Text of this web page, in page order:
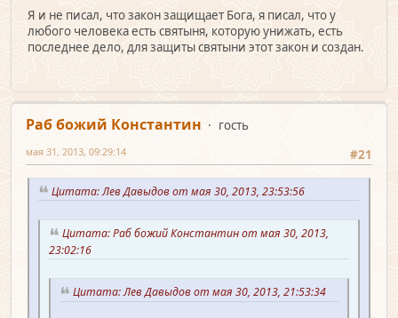
Я и не писал, что закон защищает Бога, я писал, что у
любого человека есть святыня, которую унижать, есть
последнее дело, для защиты святыни этот закон и создан.
Раб божий Константин
гость
#21
мая 31, 2013, 09:29:14
Цитата: Лев Давыдов от мая 30, 2013, 23:53:56
Цитата: Раб божий Константин от мая 30, 2013,
23:02:16
Цитата: Лев Давыдов от мая 30, 2013, 21:53:34